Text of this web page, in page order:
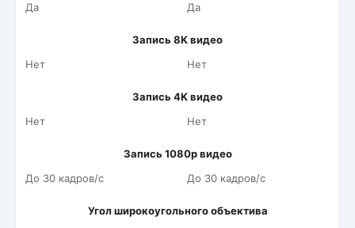
Да
Да
Запись 8K видео
Нет
Нет
Запись 4K видео
Нет
Нет
Запись 1080p видео
До 30 кадров/c
До 30 кадров/c
Угол широкоугольного объектива